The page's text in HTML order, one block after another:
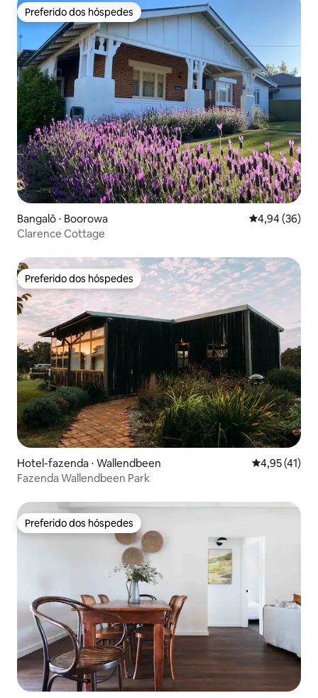
Preferido dos hóspedes
Preferido dos hóspedes
Bangalô ⋅ Boorowa 4,94 de uma
4,94 (36)
Clarence Cottage
Preferido dos hóspedes
Preferido dos hóspedes
Hotel-fazenda ⋅ Wallendbeen 4,95 de uma
4,95 (41)
Fazenda Wallendbeen Park
Preferido dos hóspedes
Preferido dos hóspedes